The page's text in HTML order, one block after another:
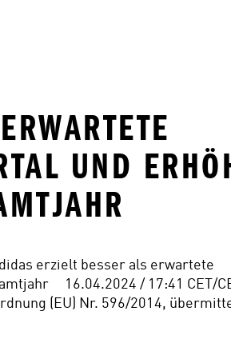
UND
erzielt besser als erwartete
16.04.2024 / 17:41 CET/
(EU) Nr. 596/2014,